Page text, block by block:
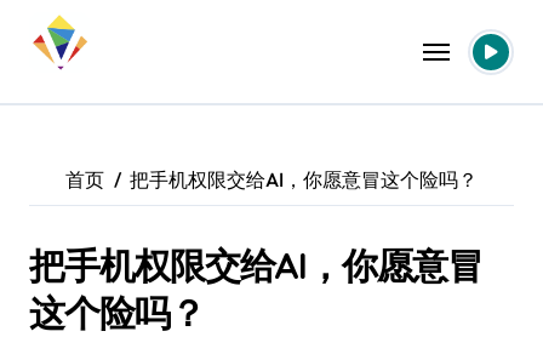
首页 把手机权限交给AI，你愿意冒这个险吗？
把手机权限交给AI，你愿意冒
这个险吗？